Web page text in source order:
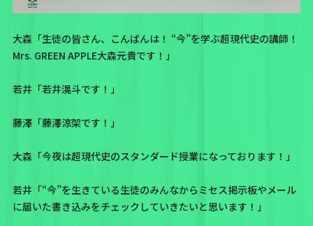
大森「生徒の皆さん、こんばんは！ “今”を学ぶ超現代史の講師！
Mrs. GREEN APPLE大森元貴です！」
若井「若井滉斗です！」
藤澤「藤澤涼架です！」
大森「今夜は超現代史のスタンダード授業になっております！」
若井「“今”を生きている生徒のみんなからミセス掲示板やメール
に届いた書き込みをチェックしていきたいと思います！」